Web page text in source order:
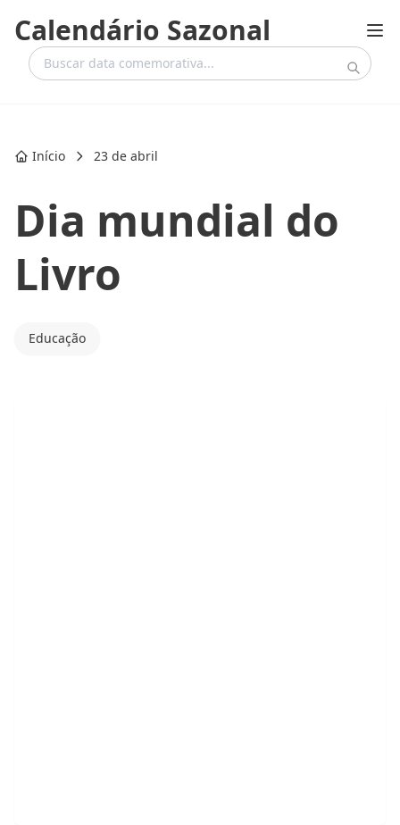
Calendário Sazonal
Início 23 de abril
Dia mundial do
Livro
Educação